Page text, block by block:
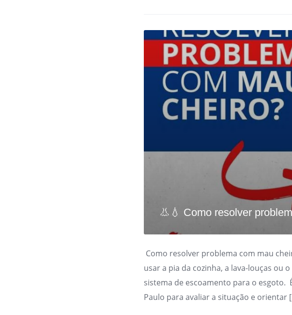
👃💧 Como resolver
Como resolver problema com mau
usar a pia da cozinha, a lava-louças ou
sistema de escoamento para o esgoto.
Paulo para avaliar a situação e orientar